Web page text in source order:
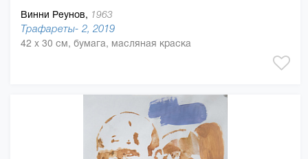
Винни Реунов, 1963
Трафареты- 2, 2019
42 x 30 см, бумага, масляная краска